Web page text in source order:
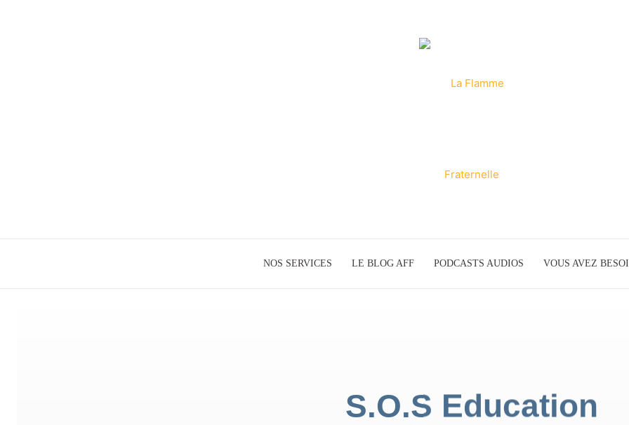
La
NOS SERVICES LE BLOG AFF PODCASTS AUDIOS VOUS AVEZ
S.O.S Education